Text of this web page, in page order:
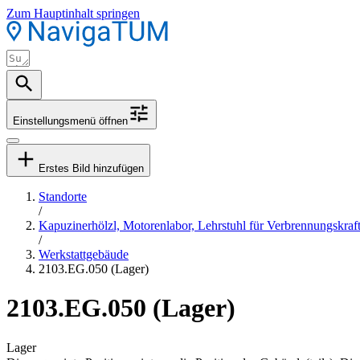
Zum Hauptinhalt springen
Einstellungsmenü öffnen
Erstes Bild hinzufügen
Standorte
/
Kapuzinerhölzl, Motorenlabor, Lehrstuhl für
/
Werkstattgebäude
2103.EG.050 (Lager)
2103.EG.050 (Lager)
Lager